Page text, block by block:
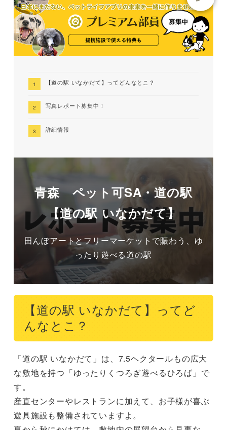
【道の駅 いなかだて】ってどんなとこ？
写真レポート募集中！
詳細情報
青森 ペット可SA・道の駅
【道の駅 いなかだて】
田んぼアートとフリーマーケットで賑わう、ゆ
ったり遊べる道の駅
【道の駅 いなかだて】ってど
んなとこ？
「道の駅 いなかだて」は、7.5ヘクタールもの広大
な敷地を持つ「ゆったりくつろぎ遊べるひろば」で
す。
産直センターやレストランに加えて、お子様が喜ぶ
遊具施設も整備されていますよ。